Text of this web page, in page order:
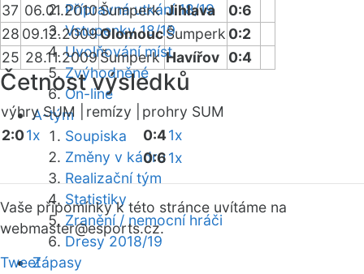
Přípravná utkání 18/19
Vstupenky 18/19
Uvolňování míst
Zvýhodněné
On-line
A-tým
Soupiska
Změny v kádru
Realizační tým
Statistiky
Zranění / nemocní hráči
Dresy 2018/19
Zápasy
37 06.01.2010Šumperk Jihlava
0:6
28 09.12.2009OlomoucŠumperk 0:2
25 28.11.2009Šumperk Havířov 0:4
Četnost výsledků
výhry SUM | remízy |
prohry SUM
2:01x 0:41x
0:61x
Vaše připomínky k této stránce uvítáme na
webmaster@esports.cz.
Tweet